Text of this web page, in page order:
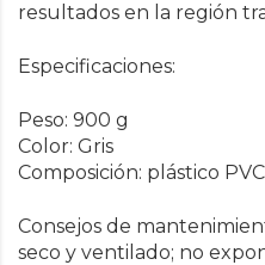
resultados en la región
Especificaciones:
Peso: 900 g
Color: Gris
Composición: plástico PVC
Consejos de
seco y ventilado; no